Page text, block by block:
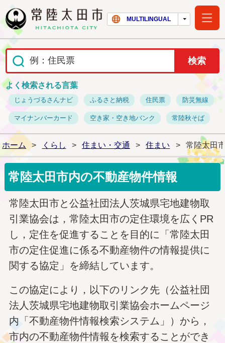
常陸太田市ホー
MULTILINGUAL
よく検索される言葉
じょうづるさんナビ ふるさと納税 住民票 防災無線
マイナンバーカード 空き家・空き地バンク 常陸秋そば
ホーム > くらし > 住まい・交通 > 住まい > 常陸太田
常陸太田市内の不動産物件情報
常陸太田市と公益社団法人茨城県宅地建物取
引業協会は，常陸太田市の定住環境を広くPR
し，定住を促進することを目的に「常陸太田
市の定住促進に係る不動産物件の情報提供に
関する協定」を締結しています。
この協定により，以下のリンク先（公益社団
法人茨城県宅地建物取引業協会ホームページ
内「不動産物件情報検索システム」）から，
市内の不動産物件情報を検索することができ